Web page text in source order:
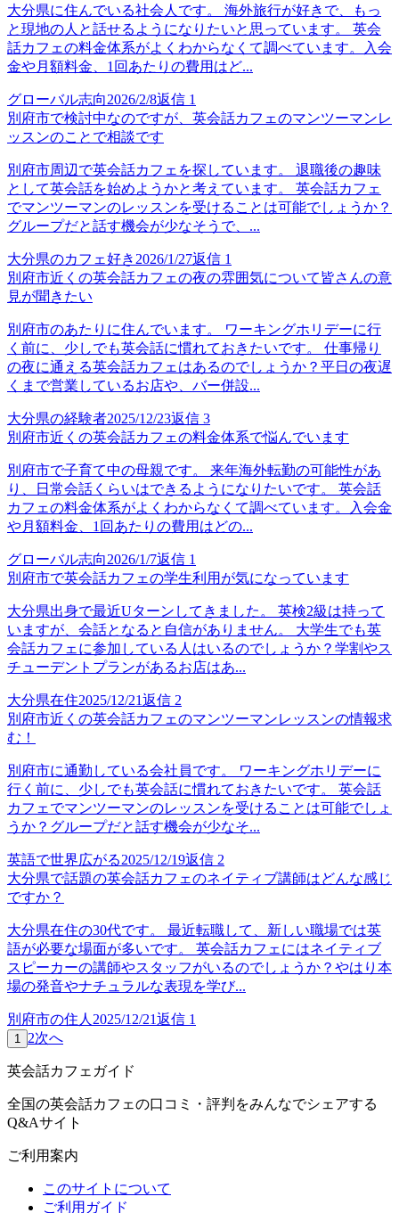
大分県に住んでいる社会人です。 海外旅行が好きで、もっ
と現地の人と話せるようになりたいと思っています。 英会
話カフェの料金体系がよくわからなくて調べています。入会
金や月額料金、1回あたりの費用はど...
グローバル志向2026/2/8返信 1
別府市で検討中なのですが、英会話カフェのマンツーマンレ
ッスンのことで相談です
別府市周辺で英会話カフェを探しています。 退職後の趣味
として英会話を始めようかと考えています。 英会話カフェ
でマンツーマンのレッスンを受けることは可能でしょうか？
グループだと話す機会が少なそうで、...
大分県のカフェ好き 2026/1/27返信 1
別府市近くの英会話カフェの夜の雰囲気について皆さんの意
見が聞きたい
別府市のあたりに住んでいます。 ワーキングホリデーに行
く前に、少しでも英会話に慣れておきたいです。 仕事帰り
の夜に通える英会話カフェはあるのでしょうか？平日の夜遅
くまで営業しているお店や、バー併設...
大分県の経験者2025/12/23返信 3
別府市近くの英会話カフェの料金体系で悩んでいます
別府市で子育て中の母親です。 来年海外転勤の可能性があ
り、日常会話くらいはできるようになりたいです。 英会話
カフェの料金体系がよくわからなくて調べています。入会金
や月額料金、1回あたりの費用はどの...
グローバル志向2026/1/7返信 1
別府市で英会話カフェの学生利用が気になっています
大分県出身で最近Uターンしてきました。 英検2級は持って
いますが、会話となると自信がありません。 大学生でも英
会話カフェに参加している人はいるのでしょうか？学割やス
チューデントプランがあるお店はあ...
大分県在住2025/12/21返信 2
別府市近くの英会話カフェのマンツーマンレッスンの情報求
む！
別府市に通勤している会社員です。 ワーキングホリデーに
行く前に、少しでも英会話に慣れておきたいです。 英会話
カフェでマンツーマンのレッスンを受けることは可能でしょ
うか？グループだと話す機会が少なそ...
英語で世界広がる2025/12/19返信 2
大分県で話題の英会話カフェのネイティブ講師はどんな感じ
ですか？
大分県在住の30代です。 最近転職して、新しい職場では英
語が必要な場面が多いです。 英会話カフェにはネイティブ
スピーカーの講師やスタッフがいるのでしょうか？やはり本
場の発音やナチュラルな表現を学び...
別府市の住人 2025/12/21返信 1
1 2次へ
英会話カフェガイド
全国の英会話カフェの口コミ・評判をみんなでシェアする
Q&Aサイト
ご利用案内
このサイトについて
ご利用ガイド